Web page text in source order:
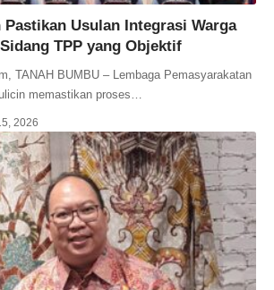
Pastikan Usulan Integrasi Warga
TPP yang Objektif
TANAH BUMBU – Lembaga Pemasyarakatan
memastikan proses…
2026